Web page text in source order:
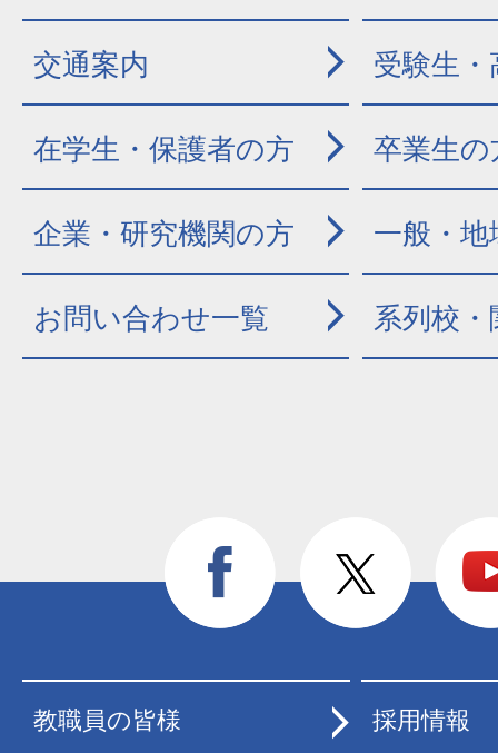
交通案内 受験生
在学生・保護者の方 卒業生の
企業・研究機関の方 一般・地
お問い合わせ一覧 系列校
教職員の皆様 採用情報